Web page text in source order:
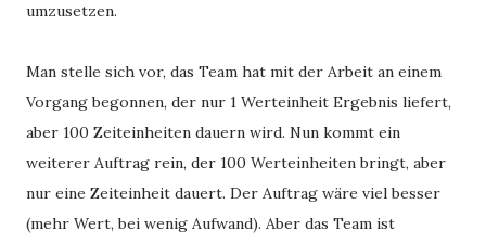
umzusetzen.
Man stelle sich vor, das Team hat mit der Arbeit an einem
Vorgang begonnen, der nur 1 Werteinheit Ergebnis liefert,
aber 100 Zeiteinheiten dauern wird. Nun kommt ein
weiterer Auftrag rein, der 100 Werteinheiten bringt, aber
nur eine Zeiteinheit dauert. Der Auftrag wäre viel besser
(mehr Wert, bei wenig Aufwand). Aber das Team ist